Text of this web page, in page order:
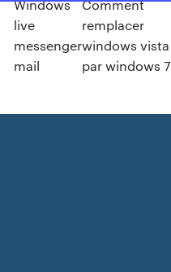
Windows
live
messenger
mail
Comment
remplacer
windows vista
par windows 7